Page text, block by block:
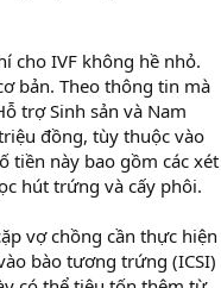
cho IVF không hề nhỏ.
bản. Theo thông tin mà
trợ Sinh sản và Nam
đồng, tùy thuộc vào
tiền này bao gồm các xét
hút trứng và cấy phôi.
vợ chồng cần thực hiện
bào tương trứng (ICSI)